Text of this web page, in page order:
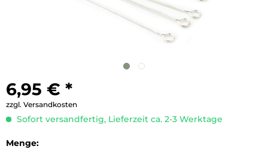
6,95 € *
zzgl. Versandkosten
Sofort versandfertig, Lieferzeit ca. 2-3 Werktage
Menge: